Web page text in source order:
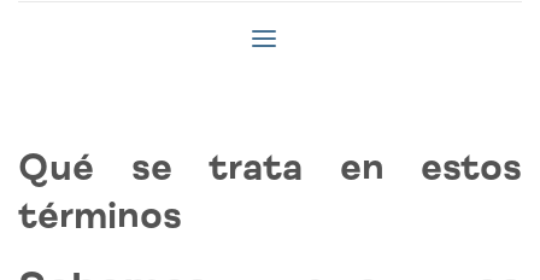
Qué se trata en estos
términos